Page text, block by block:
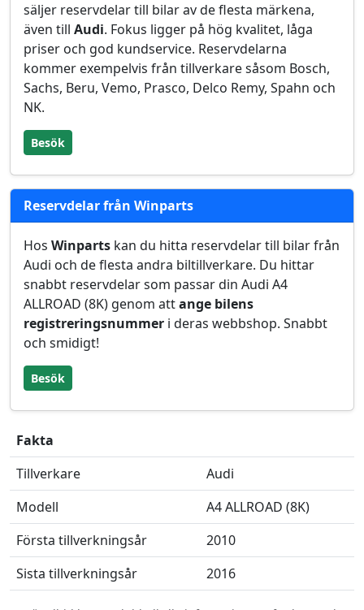
säljer reservdelar till bilar av de flesta märkena,
även till Audi. Fokus ligger på hög kvalitet, låga
priser och god kundservice. Reservdelarna
kommer exempelvis från tillverkare såsom Bosch,
Sachs, Beru, Vemo, Prasco, Delco Remy, Spahn och
NK.
Besök
Reservdelar från Winparts
Hos Winparts kan du hitta reservdelar till bilar från
Audi och de flesta andra biltillverkare. Du hittar
snabbt reservdelar som passar din Audi A4
ALLROAD (8K) genom attange bilens
registreringsnummer i deras webbshop. Snabbt
och smidigt!
Besök
Fakta
Tillverkare
Audi
Modell
A4 ALLROAD (8K)
Första tillverkningsår
2010
Sista tillverkningsår
2016